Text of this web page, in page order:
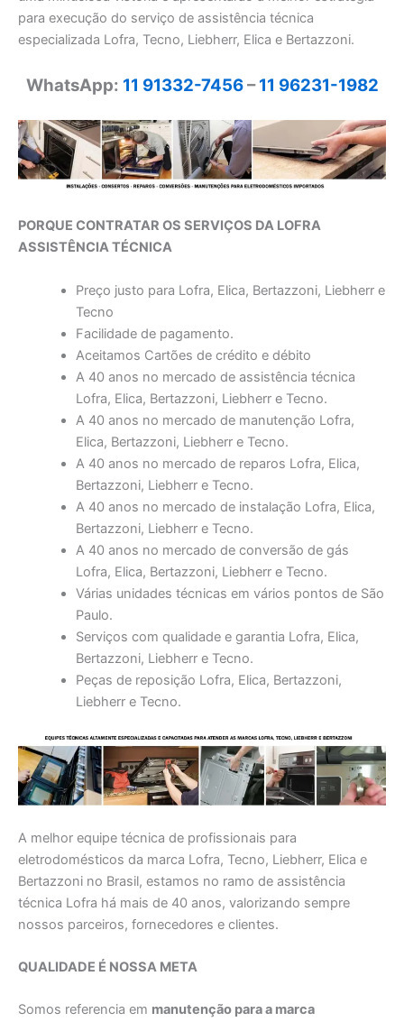
para execução do serviço de assistência técnica
especializada Lofra, Tecno, Liebherr, Elica e Bertazzoni.
WhatsApp: 11 91332-7456–11 96231-1982
PORQUE CONTRATAR OS SERVIÇOS DA LOFRA
ASSISTÊNCIA TÉCNICA
Preço justo para Lofra, Elica, Bertazzoni, Liebherr e
Tecno
Facilidade de pagamento.
Aceitamos Cartões de crédito e débito
A 40 anos no mercado de assistência técnica
Lofra, Elica, Bertazzoni, Liebherr e Tecno.
A 40 anos no mercado de manutenção Lofra,
Elica, Bertazzoni, Liebherr e Tecno.
A 40 anos no mercado de reparos Lofra, Elica,
Bertazzoni, Liebherr e Tecno.
A 40 anos no mercado de instalação Lofra, Elica,
Bertazzoni, Liebherr e Tecno.
A 40 anos no mercado de conversão de gás
Lofra, Elica, Bertazzoni, Liebherr e Tecno.
Várias unidades técnicas em vários pontos de São
Paulo.
Serviços com qualidade e garantia Lofra, Elica,
Bertazzoni, Liebherr e Tecno.
Peças de reposição Lofra, Elica, Bertazzoni,
Liebherr e Tecno.
A melhor equipe técnica de profissionais para
eletrodomésticos da marca Lofra, Tecno, Liebherr, Elica e
Bertazzoni no Brasil, estamos no ramo de assistência
técnica Lofra há mais de 40 anos, valorizando sempre
nossos parceiros, fornecedores e clientes.
QUALIDADE É NOSSA META
Somos referencia em manutenção para a marca